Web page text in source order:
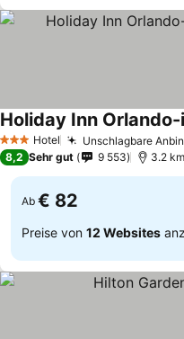
3 SterneHotel Unschlagbare
Preise sehen
8,2 Sehr gut 9 553 3.2
Ab € 82
Preise von 12 Websites